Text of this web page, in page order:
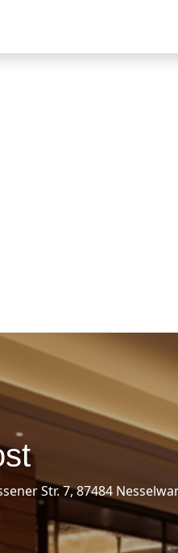
Str. 7, 87484